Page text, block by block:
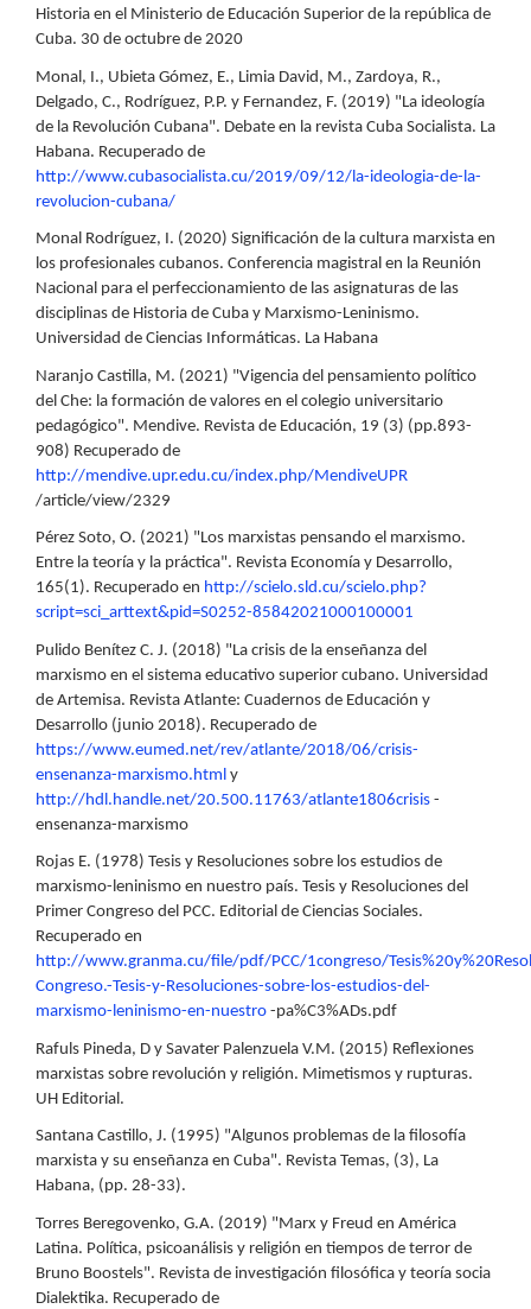
Historia en el Ministerio de Educación Superior de la república de
Cuba. 30 de octubre de 2020
Monal, I., Ubieta Gómez, E., Limia David, M., Zardoya, R.,
Delgado, C., Rodríguez, P.P. y Fernandez, F. (2019) "La ideología
de la Revolución Cubana". Debate en la revista Cuba Socialista. La
Habana. Recuperado de
http://www.cubasocialista.cu/2019/09/12/la-ideologia-de-la-
revolucion-cubana/
Monal Rodríguez, I. (2020) Significación de la cultura marxista en
los profesionales cubanos. Conferencia magistral en la Reunión
Nacional para el perfeccionamiento de las asignaturas de las
disciplinas de Historia de Cuba y Marxismo-Leninismo.
Universidad de Ciencias Informáticas. La Habana
Naranjo Castilla, M. (2021) "Vigencia del pensamiento político
del Che: la formación de valores en el colegio universitario
pedagógico". Mendive. Revista de Educación, 19 (3) (pp.893-
908) Recuperado de
http://mendive.upr.edu.cu/index.php/MendiveUPR
/article/view/2329
Pérez Soto, O. (2021) "Los marxistas pensando el marxismo.
Entre la teoría y la práctica". Revista Economía y Desarrollo,
165(1). Recuperado en http://scielo.sld.cu/scielo.php?
script=sci_arttext&pid=S0252-85842021000100001
Pulido Benítez C. J. (2018) "La crisis de la enseñanza del
marxismo en el sistema educativo superior cubano. Universidad
de Artemisa. Revista Atlante: Cuadernos de Educación y
Desarrollo (junio 2018). Recuperado de
https://www.eumed.net/rev/atlante/2018/06/crisis-
ensenanza-marxismo.html y
http://hdl.handle.net/20.500.11763/atlante1806crisis -
ensenanza-marxismo
Rojas E. (1978) Tesis y Resoluciones sobre los estudios de
marxismo-leninismo en nuestro país. Tesis y Resoluciones del
Primer Congreso del PCC. Editorial de Ciencias Sociales.
Recuperado en
http://www.granma.cu/file/pdf/PCC/1congreso/
Congreso.-Tesis-y-Resoluciones-sobre-los-estudios-del-
marxismo-leninismo-en-nuestro -pa%C3%ADs.pdf
Rafuls Pineda, D y Savater Palenzuela V.M. (2015) Reflexiones
marxistas sobre revolución y religión. Mimetismos y rupturas.
UH Editorial.
Santana Castillo, J. (1995) "Algunos problemas de la filosofía
marxista y su enseñanza en Cuba". Revista Temas, (3), La
Habana, (pp. 28-33).
Torres Beregovenko, G.A. (2019) "Marx y Freud en América
Latina. Política, psicoanálisis y religión en tiempos de terror de
Bruno Boostels". Revista de investigación filosófica y teoría socia
Dialektika. Recuperado de